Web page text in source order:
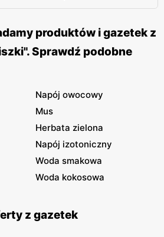
produktów i gazetek z
Sprawdź podobne
Napój owocowy
Mus
Herbata zielona
Napój izotoniczny
Woda smakowa
Woda kokosowa
z gazetek